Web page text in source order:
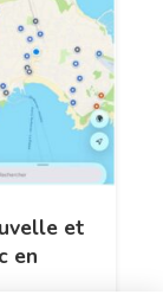
et
en